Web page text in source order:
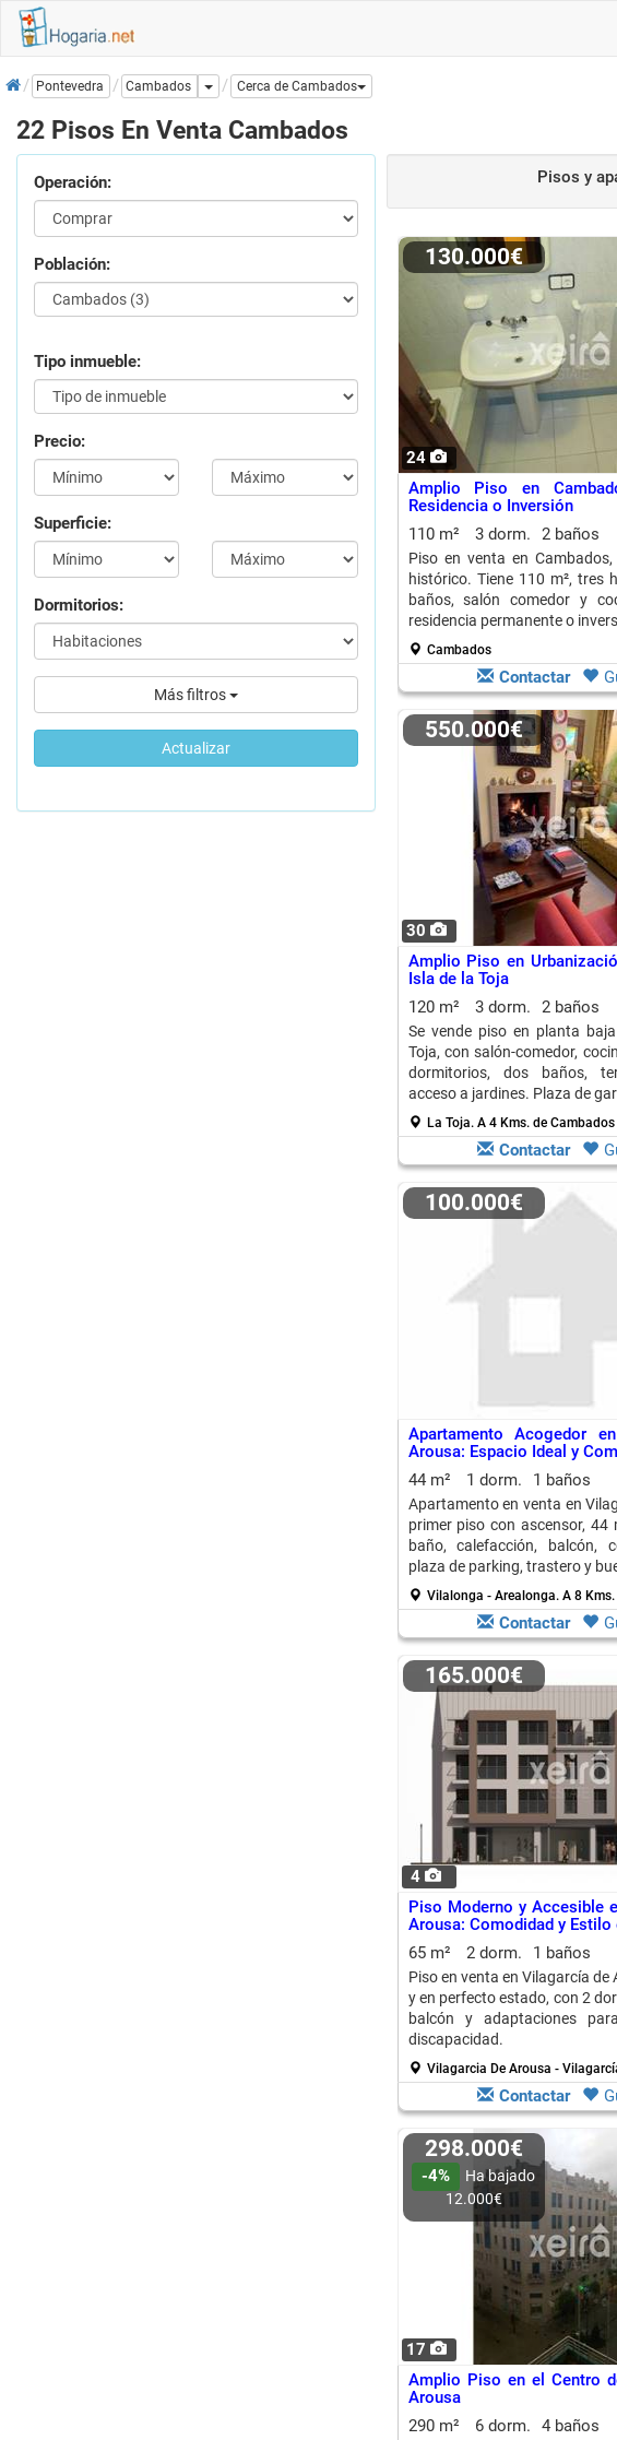
InicioPontevedra Cambados Dropdown
Cerca de Cambados
22 Pisos En Venta Cambados
Operación:
Población:
Tipo inmueble:
Precio:
Superficie:
Dormitorios:
Más filtros
Actualizar
Pisos y
24
130.000€
Amplio Piso en
Residencia o Inversión
110 m²
3 dorm. 2 baños
Piso en venta en
histórico. Tiene 110 m², tres
baños, salón comedor y
residencia permanente o
Cambados
Contactar
30
550.000€
Amplio Piso en
Isla de la Toja
120 m²
3 dorm. 2 baños
Se vende piso en planta
Toja, con salón-comedor,
dormitorios, dos baños,
acceso a jardines. Plaza de
La Toja. A 4 Kms. de Cambados
Contactar
100.000€
Apartamento Acogedor
Arousa: Espacio Ideal y
44 m²
1 dorm. 1 baños
Apartamento en venta en
primer piso con ascensor, 44
baño, calefacción, balcón,
plaza de parking, trastero y
Vilalonga - Arealonga. A 8
Contactar
4
165.000€
Piso Moderno y Accesible
Arousa: Comodidad y Estilo
65 m²
2 dorm. 1 baños
Piso en venta en Vilagarcía de
y en perfecto estado, con 2
balcón y adaptaciones
discapacidad.
Vilagarcia De Arousa -
Contactar
17
298.000€
-4%
Ha bajado
12.000€
Amplio Piso en el Centro
Arousa
290 m²
6 dorm. 4 baños